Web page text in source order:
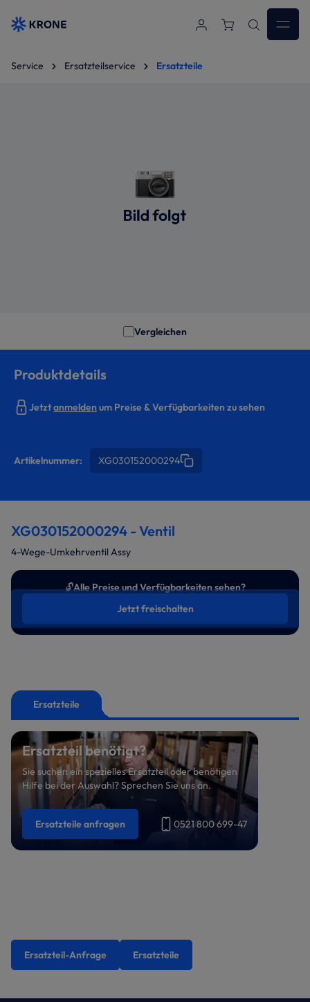
Zum Hauptinhalt springen
Service Ersatzteilservice Ersatzteile
Vergleichen
Produktdetails
Jetztanmeldenum Preise & Verfügbarkeiten zu sehen
Artikelnummer: XG030152000294
XG030152000294 - Ventil
4-Wege-Umkehrventil Assy
🔓Alle Preise und Verfügbarkeiten sehen?
Jetzt freischalten
Ersatzteile
Ersatzteil benötigt?
Sie suchen ein spezielles Ersatzteil oder benötigen
Hilfe bei der Auswahl? Sprechen Sie uns an.
Ersatzteile anfragen 0521 800 699-47
Ersatzteil-Anfrage Ersatzteile